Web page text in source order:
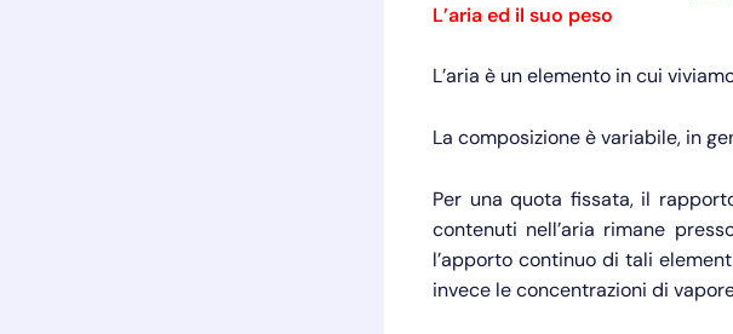
L’aria ed il suo peso
L’aria è un elemento in cui
La composizione è variabile, in
Per una quota fissata, il
contenuti nell’aria rimane
l’apporto continuo di tali
invece le concentrazioni di